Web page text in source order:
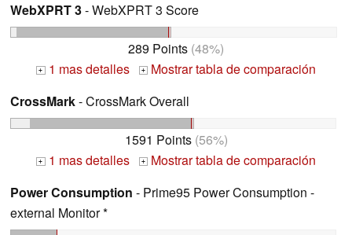
WebXPRT 3- WebXPRT 3 Score
289 Points (48%)
+ 1 mas detalles +
Mostrar tabla de comparación
CrossMark- CrossMark Overall
1591 Points(56%)
+ 1 mas detalles +
Mostrar tabla de comparación
Power Consumption - Prime95 Power Consumption -
external Monitor *